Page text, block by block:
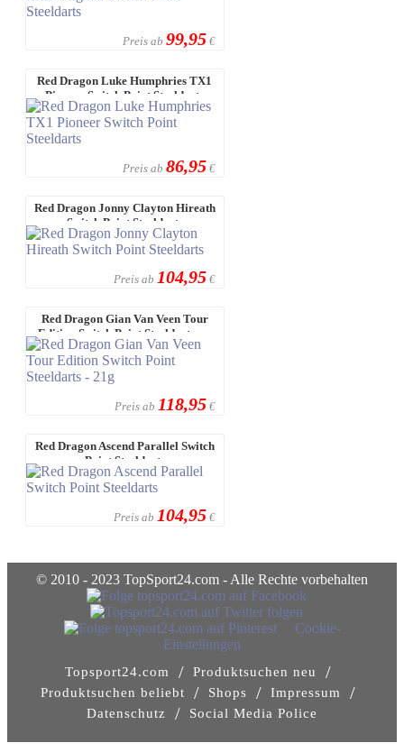
Preis ab 99,95 €
Red Dragon Luke Humphries TX1
Pioneer Switch Point Steeldarts
Preis ab 86,95 €
Red Dragon Jonny Clayton Hireath
Switch Point Steeldarts
Preis ab 104,95 €
Red Dragon Gian Van Veen Tour
Edition Switch Point Steeldarts - ...
Preis ab 118,95 €
Red Dragon Ascend Parallel Switch
Point Steeldarts
Preis ab 104,95 €
© 2010 - 2023 TopSport24.com - Alle Rechte vorbehalten
Cookie-
Einstellungen
Topsport24.com / Produktsuchen neu /
Produktsuchen beliebt / Shops / Impressum /
Datenschutz / Social Media Police